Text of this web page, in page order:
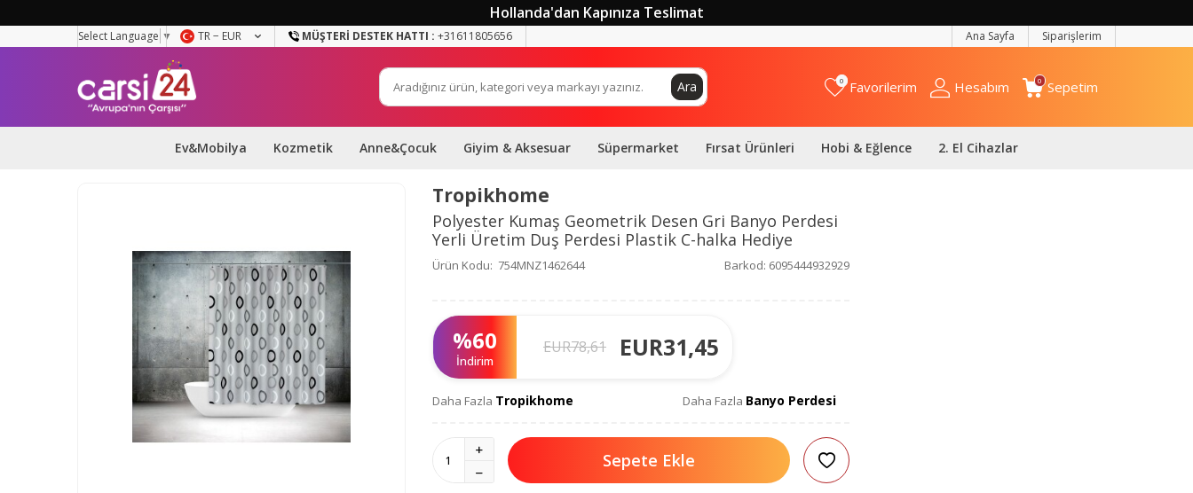
Hollanda'dan Kapınıza Teslimat
Select Language ▼ TR − EUR MÜŞTERI DESTEK HATTI : +31611805656 Ana Sayfa Siparişlerim
Ara 0 Favorilerim Hesabım 0 Sepetim
Ev&Mobilya Kozmetik Anne&Çocuk Giyim & Aksesuar Süpermarket Fırsat Ürünleri Hobi & Eğlence 2. El Cihazlar
Tropikhome
Polyester Kumaş Geometrik Desen Gri Banyo Perdesi
Yerli Üretim Duş Perdesi Plastik C-halka Hediye
Ürün Kodu: 754MNZ1462644 Barkod: 6095444932929
%60
İndirim
EUR78,61 EUR31,45
Daha Fazla Tropikhome Daha Fazla Banyo Perdesi
Sepete Ekle